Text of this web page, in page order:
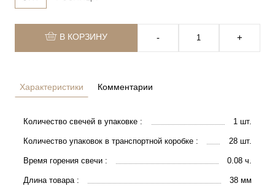
В КОРЗИНУ ‐ +
Характеристики
Количество свечей в упаковке : 1 шт.
Количество упаковок в транспортной коробке : 28 шт.
Время горения свечи : 0.08 ч.
Длина товара : 38 мм
Комментарии